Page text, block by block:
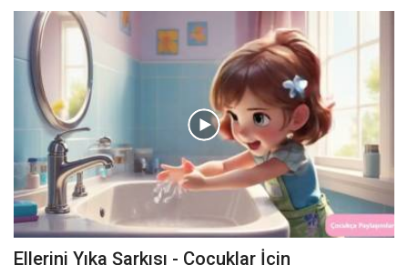
Ellerini Yıka Şarkısı - Çocuklar İçin